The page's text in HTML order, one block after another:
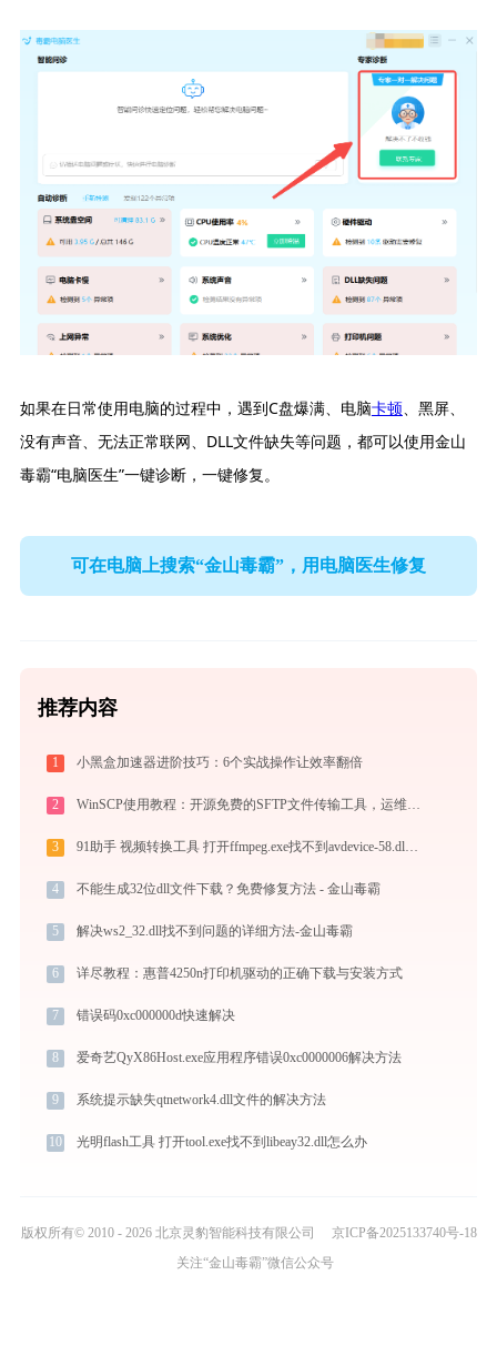
如果在日常使用电脑的过程中，遇到C盘爆满、电脑卡顿、黑屏、
没有声音、无法正常联网、DLL文件缺失等问题，都可以使用金山
毒霸“电脑医生”一键诊断，一键修复。
可在电脑上搜索“金山毒霸”，用电脑医生修复
推荐内容
1 小黑盒加速器进阶技巧：6个实战操作让效率翻倍
2 WinSCP使用教程：开源免费的SFTP文件传输工具，运维必备远程管理利器
3 91助手 视频转换工具 打开ffmpeg.exe找不到avdevice-58.dll怎么办
4 不能生成32位dll文件下载？免费修复方法 - 金山毒霸
5 解决ws2_32.dll找不到问题的详细方法-金山毒霸
6 详尽教程：惠普4250n打印机驱动的正确下载与安装方式
7 错误码0xc000000d快速解决
8 爱奇艺QyX86Host.exe应用程序错误0xc0000006解决方法
9 系统提示缺失qtnetwork4.dll文件的解决方法
10 光明flash工具 打开tool.exe找不到libeay32.dll怎么办
版权所有© 2010 - 2026 北京灵豹智能科技有限公司
京ICP备2025133740号-18
关注“金山毒霸”微信公众号